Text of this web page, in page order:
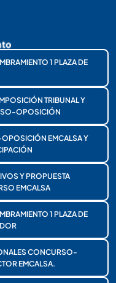
1 PLAZA DE
TRIBUNAL Y
OPOSICIÓN
EMCALSA Y
Y PROPUESTA
EMCALSA
1 PLAZA DE
CONCURSO-
EMCALSA.